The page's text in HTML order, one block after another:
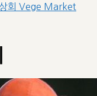
회 Vege Market